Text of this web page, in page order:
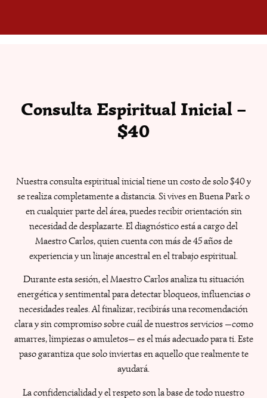
Consulta Espiritual Inicial –
$40
Nuestra consulta espiritual inicial tiene un costo de solo $40 y
se realiza completamente a distancia. Si vives en Buena Park o
en cualquier parte del área, puedes recibir orientación sin
necesidad de desplazarte. El diagnóstico está a cargo del
Maestro Carlos, quien cuenta con más de 45 años de
experiencia y un linaje ancestral en el trabajo espiritual.
Durante esta sesión, el Maestro Carlos analiza tu situación
energética y sentimental para detectar bloqueos, influencias o
necesidades reales. Al finalizar, recibirás una recomendación
clara y sin compromiso sobre cuál de nuestros servicios —como
amarres, limpiezas o amuletos— es el más adecuado para ti. Este
paso garantiza que solo inviertas en aquello que realmente te
ayudará.
La confidencialidad y el respeto son la base de todo nuestro